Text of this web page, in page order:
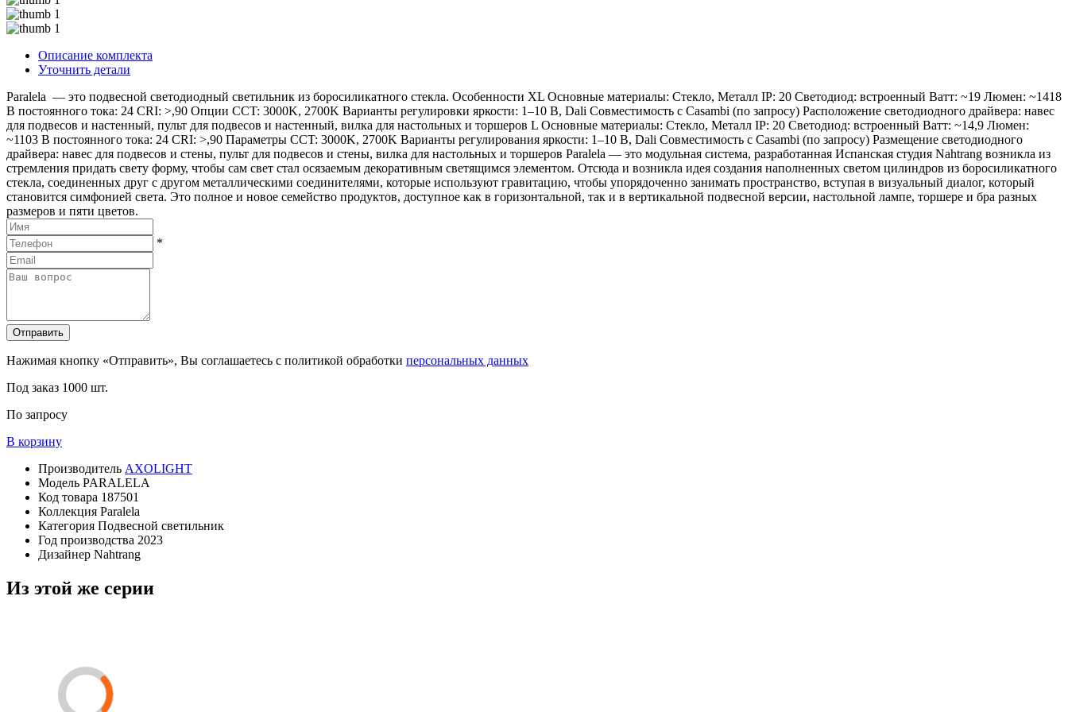
Описание комплекта
Уточнить детали
Paralela — это подвесной светодиодный светильник из боросиликатного стекла. Особенности XL Основные материалы: Стекло, Металл IP: 20 Светодиод: встроенный Ватт: ~19 Люмен: ~1418
В постоянного тока: 24 CRI: >,90 Опции CCT: 3000K, 2700K Варианты регулировки яркости: 1–10 В, Dali Совместимость с Casambi (по запросу) Расположение светодиодного драйвера: навес
для подвесов и настенный, пульт для подвесов и настенный, вилка для настольных и торшеров L Основные материалы: Стекло, Металл IP: 20 Светодиод: встроенный Ватт: ~14,9 Люмен:
~1103 В постоянного тока: 24 CRI: >,90 Параметры CCT: 3000K, 2700K Варианты регулирования яркости: 1–10 В, Dali Совместимость с Casambi (по запросу) Размещение светодиодного
драйвера: навес для подвесов и стены, пульт для подвесов и стены, вилка для настольных и торшеров Paralela — это модульная система, разработанная Испанская студия Nahtrang возникла из
стремления придать свету форму, чтобы сам свет стал осязаемым декоративным светящимся элементом. Отсюда и возникла идея создания наполненных светом цилиндров из боросиликатного
стекла, соединенных друг с другом металлическими соединителями, которые используют гравитацию, чтобы упорядоченно занимать пространство, вступая в визуальный диалог, который
становится симфонией света. Это полное и новое семейство продуктов, доступное как в горизонтальной, так и в вертикальной подвесной версии, настольной лампе, торшере и бра разных
размеров и пяти цветов.
*
Отправить
Нажимая кнопку «Отправить», Вы соглашаетесь с политикой обработки персональных данных
Под заказ 1000 шт.
По запросу
В корзину
Производитель AXOLIGHT
Модель PARALELA
Код товара 187501
Коллекция Paralela
Категория Подвесной светильник
Год производства 2023
Дизайнер Nahtrang
Из этой же серии